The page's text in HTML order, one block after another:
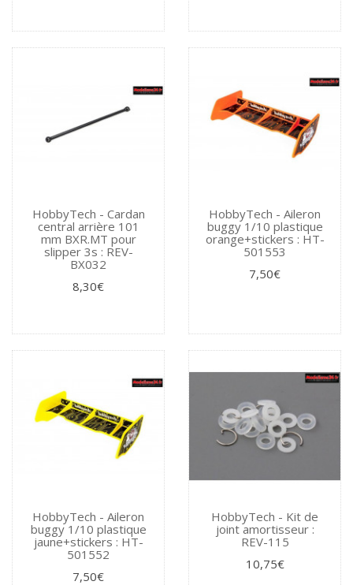
HobbyTech - Cardan
central arrière 101
mm BXR.MT pour
slipper 3s : REV-
BX032
8,30€
HobbyTech - Aileron
buggy 1/10 plastique
orange+stickers : HT-
501553
7,50€
HobbyTech - Aileron
buggy 1/10 plastique
jaune+stickers : HT-
501552
7,50€
HobbyTech - Kit de
joint amortisseur :
REV-115
10,75€